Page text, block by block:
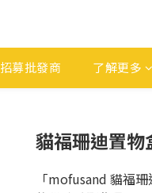
招募批發商 了解更多
貓福珊迪置
「mofusand 貓福